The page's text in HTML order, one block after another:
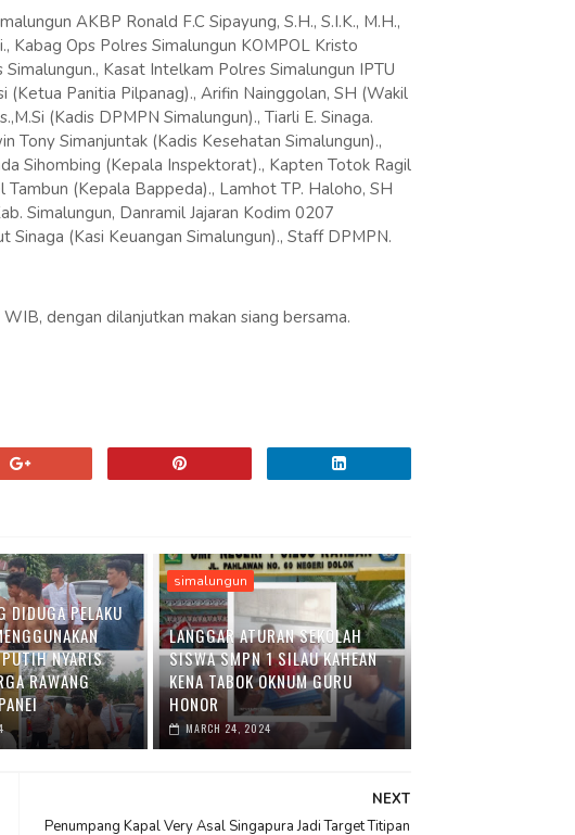
AKBP Ronald F.C Sipayung, S.H., S.I.K., M.H.,
Kabag Ops Polres Simalungun KOMPOL Kristo
Simalungun., Kasat Intelkam Polres Simalungun IPTU
(Ketua Panitia Pilpanag)., Arifin Nainggolan, SH (Wakil
(Kadis DPMPN Simalungun)., Tiarli E. Sinaga.
Tony Simanjuntak (Kadis Kesehatan Simalungun).,
Sihombing (Kepala Inspektorat)., Kapten Totok Ragil
(Kepala Bappeda)., Lamhot TP. Haloho, SH
Simalungun, Danramil Jajaran Kodim 0207
(Kasi Keuangan Simalungun)., Staff DPMPN.
dengan dilanjutkan makan siang bersama.
DIDUGA PELAKU
NYARIS
RAWANG
simalungun
LANGGAR ATURAN SEKOLAH
SISWA SMPN 1 SILAU KAHEAN
KENA TABOK OKNUM GURU
HONOR
MARCH 24, 2024
NEXT
Penumpang Kapal Very Asal Singapura Jadi Target Titipan